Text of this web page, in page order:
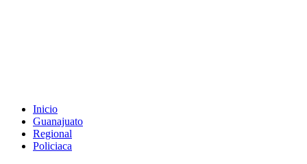
Inicio
Guanajuato
Regional
Policiaca